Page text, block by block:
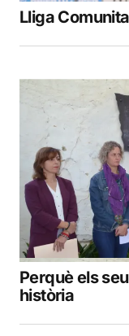
Lliga
Perquè els
història